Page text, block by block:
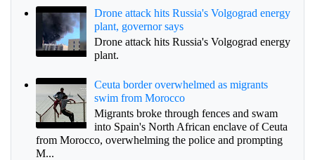
Drone attack hits Russia's Volgograd energy
plant, governor says
Drone attack hits Russia's Volgograd energy
plant.
Ceuta border overwhelmed as migrants
swim from Morocco
Migrants broke through fences and swam
into Spain's North African enclave of Ceuta
from Morocco, overwhelming the police and prompting
M...